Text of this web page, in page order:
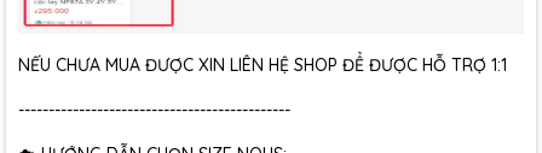
NẾU CHƯA MUA ĐƯỢC XIN LIÊN HỆ SHOP ĐỂ ĐƯỢC HỖ TRỢ 1:1
---------------------------------------------